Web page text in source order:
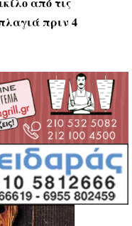
πριν 4